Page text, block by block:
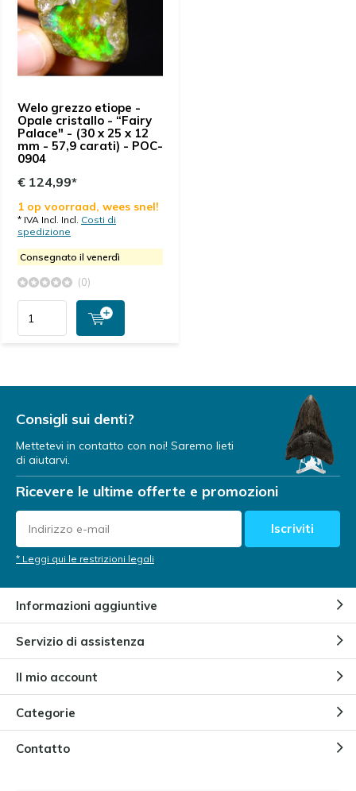
Welo grezzo etiope -
Opale cristallo - “Fairy
Palace" - (30 x 25 x 12
mm - 57,9 carati) - POC-
0904
€ 124,99*
1 op voorraad, wees snel!
* IVA Incl. Incl. Costi di
spedizione
Consegnato il venerdì
(0)
Consigli sui denti?
Mettetevi in contatto con noi! Saremo lieti
di aiutarvi.
Ricevere le ultime offerte e promozioni
Iscriviti
* Leggi qui le restrizioni legali
Informazioni aggiuntive
Servizio di assistenza
Il mio account
Categorie
Contatto